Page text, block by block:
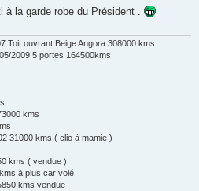
la garde robe du Président .
Toit ouvrant Beige Angora 308000 kms
2009 5 portes 164500kms
kms
31000 kms ( clio à mamie )
kms ( vendue )
à plus car volé
kms vendue